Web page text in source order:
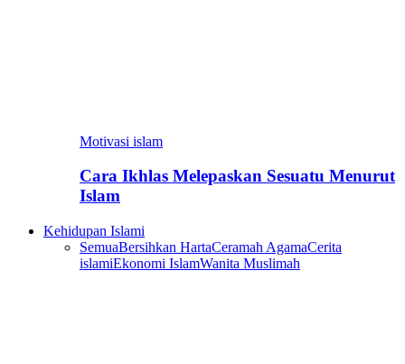
Motivasi islam
Cara Ikhlas Melepaskan Sesuatu Menurut
Islam
Kehidupan Islami
SemuaBersihkan HartaCeramah AgamaCerita
islamiEkonomi IslamWanita Muslimah